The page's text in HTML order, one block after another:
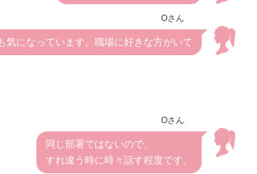
Oさん
気になっています。職場に好きな方がいて
Oさん
同じ部署ではないので、
すれ違う時に時々話す程度です。